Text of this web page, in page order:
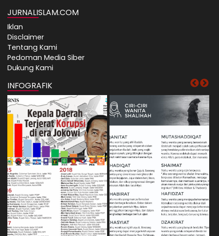
JURNALISLAM.COM
Iklan
Disclaimer
Tentang Kami
Pedoman Media Siber
Dukung Kami
INFOGRAFIK